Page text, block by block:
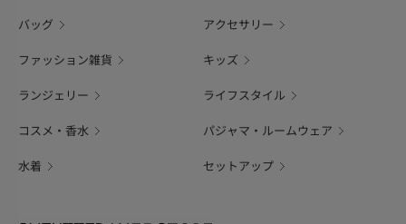
バッグ アクセサリー
ファッション雑貨 キッズ
ランジェリー ライフスタイル
コスメ・香水 パジャマ・ルームウェア
水着 セットアップ